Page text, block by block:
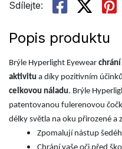
Sdílejte:
Popis produktu
Brýle Hyperlight Eyewear
aktivitu a díky pozitivním
celkovou náladu. Brýle
patentovanou fulerenovou
délky světla na oku přirozené a
Zpomalují nástup